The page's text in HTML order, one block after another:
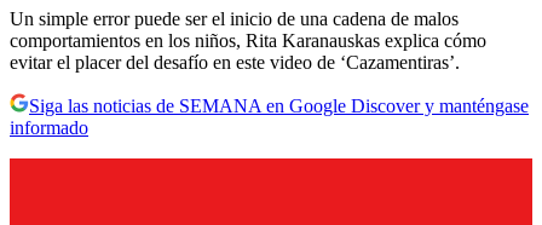
Un simple error puede ser el inicio de una cadena de malos
comportamientos en los niños, Rita Karanauskas explica cómo
evitar el placer del desafío en este video de ‘Cazamentiras’.
Siga las noticias de SEMANA en Google Discover y manténgase
informado